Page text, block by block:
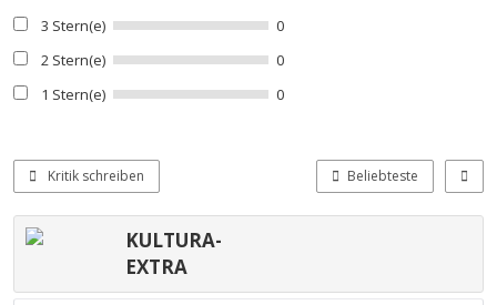
3 Stern(e)
0
2 Stern(e)
0
1 Stern(e)
0
Kritik schreiben Beliebteste
KULTURA-
EXTRA